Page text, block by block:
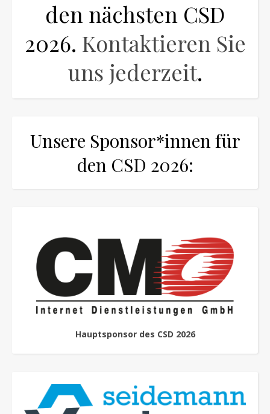
den nächsten CSD
2026. Kontaktieren Sie
uns jederzeit.
Unsere Sponsor*innen für
den CSD 2026:
Hauptsponsor des CSD 2026